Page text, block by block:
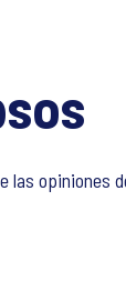
las opiniones